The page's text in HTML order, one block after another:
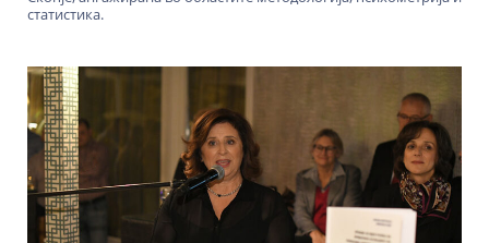
статистика.